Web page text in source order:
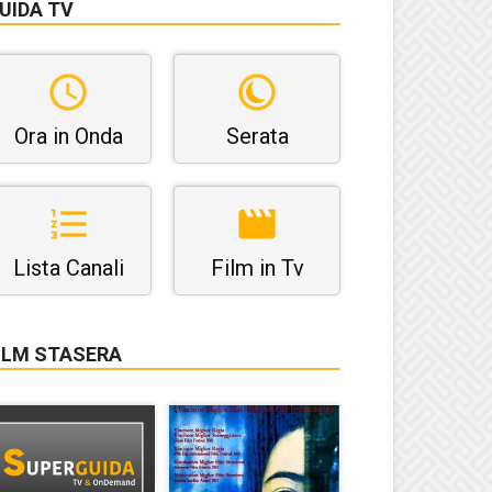
TV
Ora in Onda Serata
Lista Canali Film in Tv
STASERA